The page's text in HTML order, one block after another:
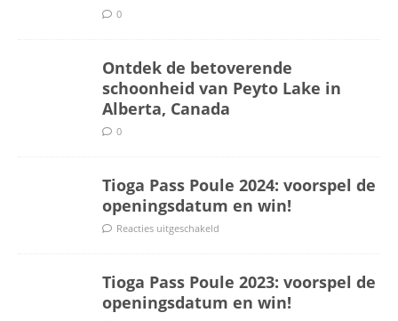
0
Ontdek de betoverende
schoonheid van Peyto Lake in
Alberta, Canada
0
Tioga Pass Poule 2024: voorspel de
openingsdatum en win!
Reacties uitgeschakeld
Tioga Pass Poule 2023: voorspel de
openingsdatum en win!